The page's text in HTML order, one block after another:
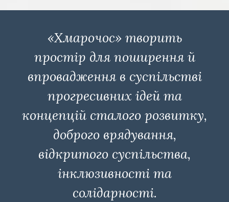
«Хмарочос» творить
простір для поширення й
впровадження в суспільстві
прогресивних ідей та
концепцій сталого розвитку,
доброго врядування,
відкритого суспільства,
інклюзивності та
солідарності.